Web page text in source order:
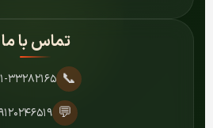
تماس با ما
📞 ۰۲۱-
💬